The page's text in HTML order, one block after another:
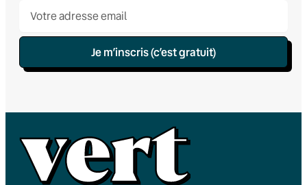
Je m’inscris (c’est gratuit)